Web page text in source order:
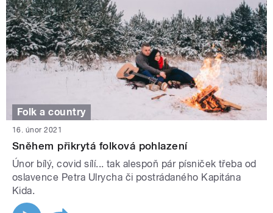
Folk a country
16. únor 2021
Sněhem přikrytá folková pohlazení
Únor bílý, covid sílí... tak alespoň pár písniček třeba od
oslavence Petra Ulrycha či postrádaného Kapitána
Kida.